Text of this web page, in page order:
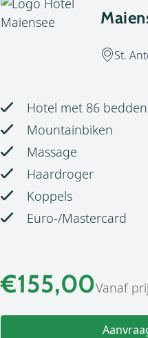
St.
Hotel met 86 bedden
Mountainbiken
Massage
Haardroger
Koppels
Euro-/Mastercard
€155,00Vanaf